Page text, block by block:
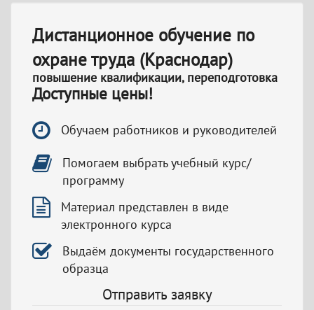
Дистанционное обучение по
охране труда (Краснодар)
повышение квалификации, переподготовка
Доступные цены!
Обучаем работников и руководителей
Помогаем выбрать учебный курс/
программу
Материал представлен в виде
электронного курса
Выдаём документы государственного
образца
Отправить заявку